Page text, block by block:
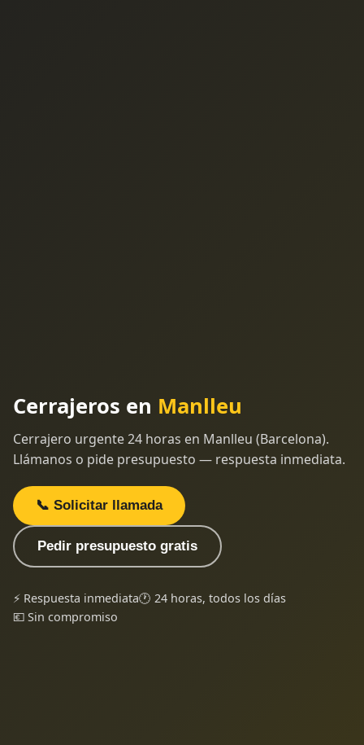
Cerrajeros en Manlleu
Cerrajero urgente 24 horas en Manlleu (Barcelona).
Llámanos o pide presupuesto — respuesta inmediata.
📞 Solicitar llamada
Pedir presupuesto gratis
⚡ Respuesta inmediata🕐 24 horas, todos los días
💶 Sin compromiso